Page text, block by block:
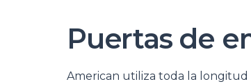
Puertas de
American utiliza toda la longitud